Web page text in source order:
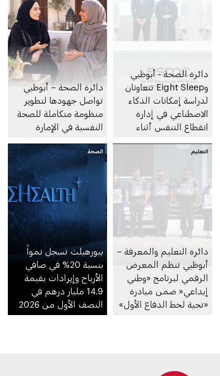
دائرة الصحة - أبوظبي
وEight Sleep تتعاونان
لدراسة إمكانات الذكاء
الاصطناعي في إدارة
انقطاع التنفس أثناء
دائرة الصحة – أبوظبي
تواصل جهودها لتطوير
منظومة متكاملة للصحة
النفسية في الإمارة
التعليم
دائرة التعليم والمعرفة –
أبوظبي تنظم المعرض
الرقمي لبرنامج «وطني
إبداعي« ضمن مبادرة
«تحية لخط الدفاع الأول»
الصحة
بيورهيلث تسجل نمواً
بنسبة 20% في صافي
الأرباح وإيرادات بقيمة
14.9 مليار درهم في
النصف الأول من 2026